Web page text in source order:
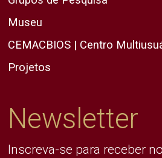
Museu
CEMACBIOS | Centro
Projetos
Newsletter
Inscreva-se para receber